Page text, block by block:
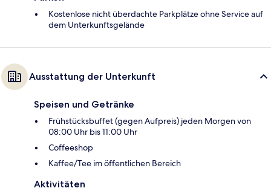
Kostenlose nicht überdachte Parkplätze ohne Service auf
dem Unterkunftsgelände
Ausstattung der Unterkunft
Speisen und Getränke
Frühstücksbuffet (gegen Aufpreis) jeden Morgen von
08:00 Uhr bis 11:00 Uhr
Coffeeshop
Kaffee/Tee im öffentlichen Bereich
Aktivitäten